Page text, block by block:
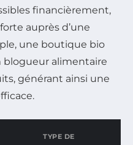
financièrement,
auprès d’une
une boutique bio
blogueur alimentaire
générant ainsi une
TYPE DE